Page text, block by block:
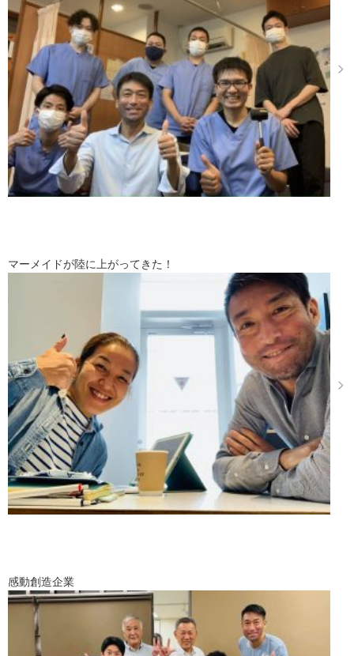
マーメイドが陸に上がってきた！
感動創造企業